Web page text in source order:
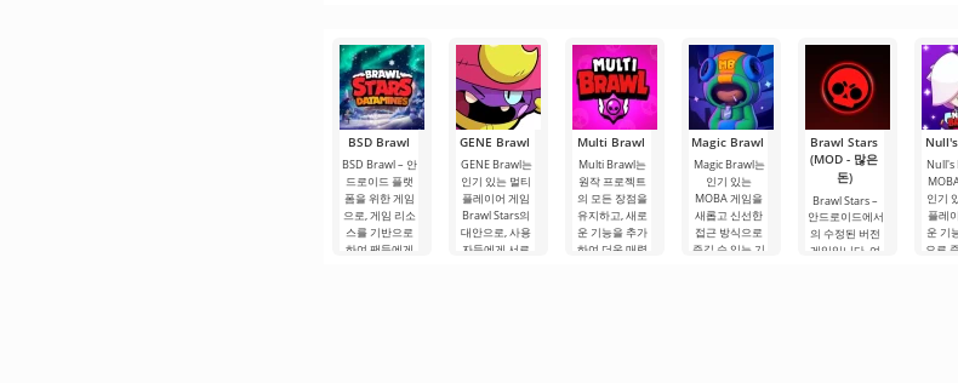
체
임 중
를
가득 찬
BSD Brawl
BSD Brawl – 안
드로이드 플랫
폼을 위한 게임
으로, 게임 리소
스를 기반으로
하여 팬들에게
GENE Brawl
GENE Brawl는
인기 있는 멀티
플레이어 게임
Brawl Stars의
대안으로, 사용
자들에게 서로
Multi Brawl
Multi Brawl는
원작 프로젝트
의 모든 장점을
유지하고, 새로
운 기능을 추가
하여 더욱 매력
Magic Brawl
Magic Brawl는
인기 있는
MOBA 게임을
새롭고 신선한
접근 방식으로
즐길 수 있는 기
Brawl Stars
(MOD - 많은
돈)
Brawl Stars –
안드로이드에서
의 수정된 버전
게임입니다. 여
Null's
인기
플레
운 기
으로